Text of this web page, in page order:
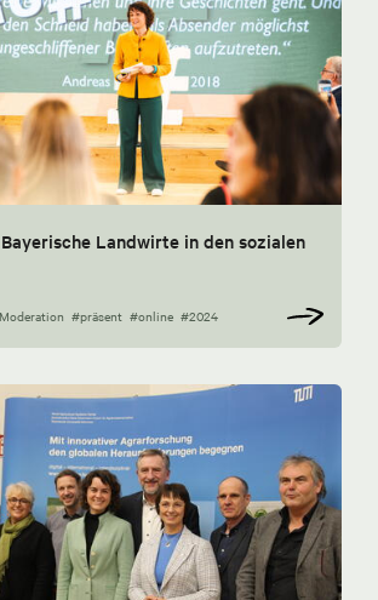
Landwirte in den sozialen
#präsent #online #2024